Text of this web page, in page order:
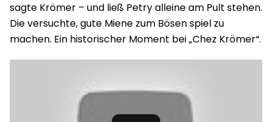
sagte Krömer – und ließ Petry alleine am Pult stehen.
Die versuchte, gute Miene zum Bösen spiel zu
machen. Ein historischer Moment bei „Chez Krömer“.